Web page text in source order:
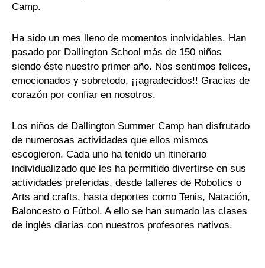
Camp.
Ha sido un mes lleno de momentos inolvidables. Han
pasado por Dallington School más de 150 niños
siendo éste nuestro primer año. Nos sentimos felices,
emocionados y sobretodo, ¡¡agradecidos!! Gracias de
corazón por confiar en nosotros.
Los niños de Dallington Summer Camp han disfrutado
de numerosas actividades que ellos mismos
escogieron. Cada uno ha tenido un itinerario
individualizado que les ha permitido divertirse en sus
actividades preferidas, desde talleres de Robotics o
Arts and crafts, hasta deportes como Tenis, Natación,
Baloncesto o Fútbol. A ello se han sumado las clases
de inglés diarias con nuestros profesores nativos.